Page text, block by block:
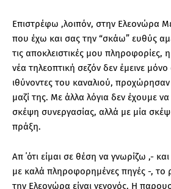
Επιστρέφω ,λοιπόν, στην Ελεονώρα
που έχω και σας την “σκάω” ευθύς
τις αποκλειστικές μου πληροφορίες,
νέα τηλεοπτική σεζόν δεν έμεινε
ιθύνοντες του καναλιού, προχώρησαν
μαζί της. Με άλλα λόγια δεν έχουμε
σκέψη συνεργασίας, αλλά με μία
πράξη.
Απ ΄ότι είμαι σε θέση να γνωρίζω ,-
με καλά πληροφορημένες πηγές -, το
την Ελεονώρα είναι γεγονός. Η